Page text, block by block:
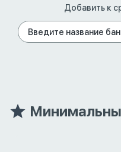
Добавить к